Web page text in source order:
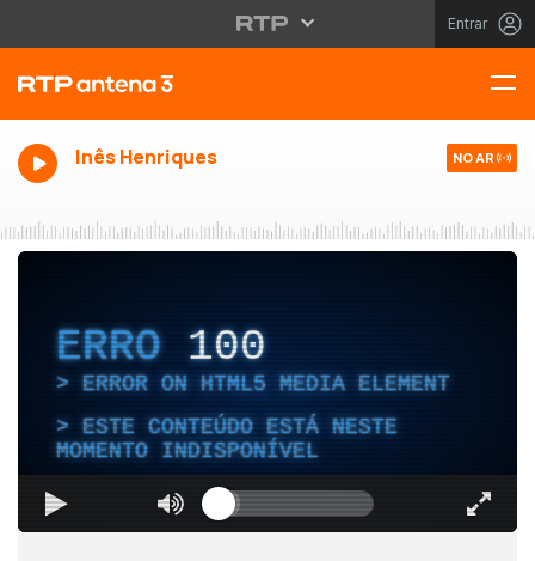
Entrar
Inês Henriques NO AR
ERRO 100
ERROR ON HTML5 MEDIA ELEMENT
ESTE CONTEÚDO ESTÁ NESTE
MOMENTO INDISPONÍVEL